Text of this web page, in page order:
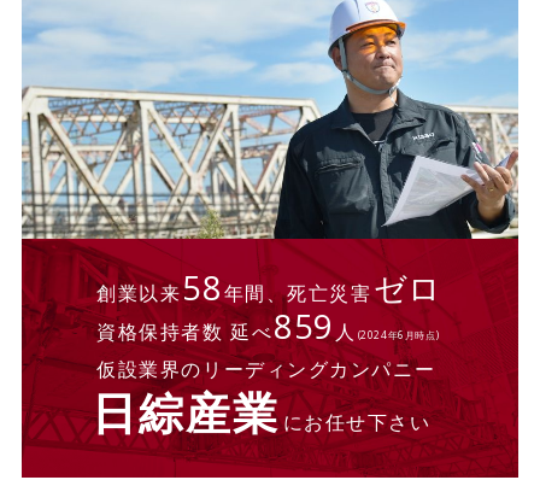
創業以来58年間、死亡災害ゼロ
資格保持者数 延べ859人 (2024年6月時点)
仮設業界のリーディングカンパニー
日綜産業にお任せ下さい